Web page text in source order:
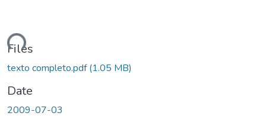
Loading...
Files
texto completo.pdf(1.05 MB)
Date
2009-07-03